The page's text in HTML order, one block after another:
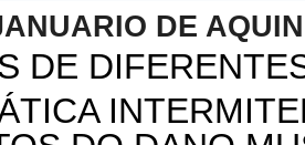
DE
DE